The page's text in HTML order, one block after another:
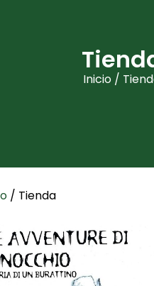
Inicio/
/ Tienda